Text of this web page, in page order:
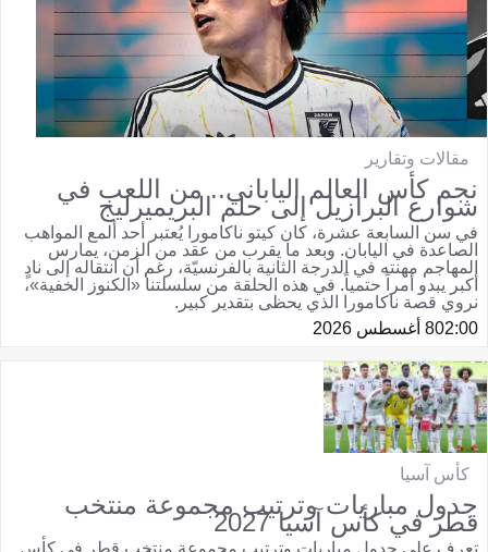
مقالات وتقارير
نجم كأس العالم الياباني.. من اللعب في
شوارع البرازيل إلى حلم البريميرليج
في سن السابعة عشرة، كان كيتو ناكامورا يُعتبر أحد ألمع المواهب
الصاعدة في اليابان. وبعد ما يقرب من عقد من الزمن، يمارس
المهاجم مهنته في الدرجة الثانية بالفرنسيّة، رغم أن انتقاله إلى نادٍ
أكبر يبدو أمراً حتمياً. في هذه الحلقة من سلسلتنا «الكنوز الخفية»،
نروي قصة ناكامورا الذي يحظى بتقدير كبير.
02:008 أغسطس 2026
كأس آسيا
جدول مباريات وترتيب مجموعة منتخب
قطر في كأس آسيا 2027
تعرف على جدول مباريات وترتيب مجموعة منتخب قطر في كأس